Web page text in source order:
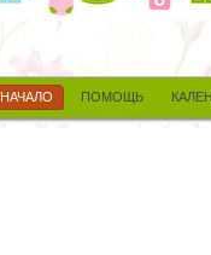
НАЧАЛО ПОМОЩЬ